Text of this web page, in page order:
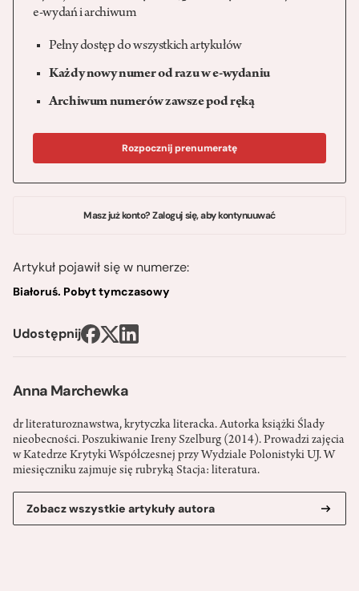
Anna Marchewka
dr literaturoznawstwa, krytyczka literacka. Autorka książki Ślady
nieobecności. Poszukiwanie Ireny Szelburg (2014). Prowadzi zajęcia
w Katedrze Krytyki Współczesnej przy Wydziale Polonistyki UJ. W
miesięczniku zajmuje się rubryką Stacja: literatura.
Zobacz wszystkie artykuły autora
e-wydań i archiwum
Pełny dostęp do wszystkich artykułów
Każdy nowy numer od razu w e-wydaniu
Archiwum numerów zawsze pod ręką
Rozpocznij prenumeratę
Masz już konto? Zaloguj się, aby kontynuuwać
Artykuł pojawił się w numerze:
Białoruś. Pobyt tymczasowy
Udostępnij